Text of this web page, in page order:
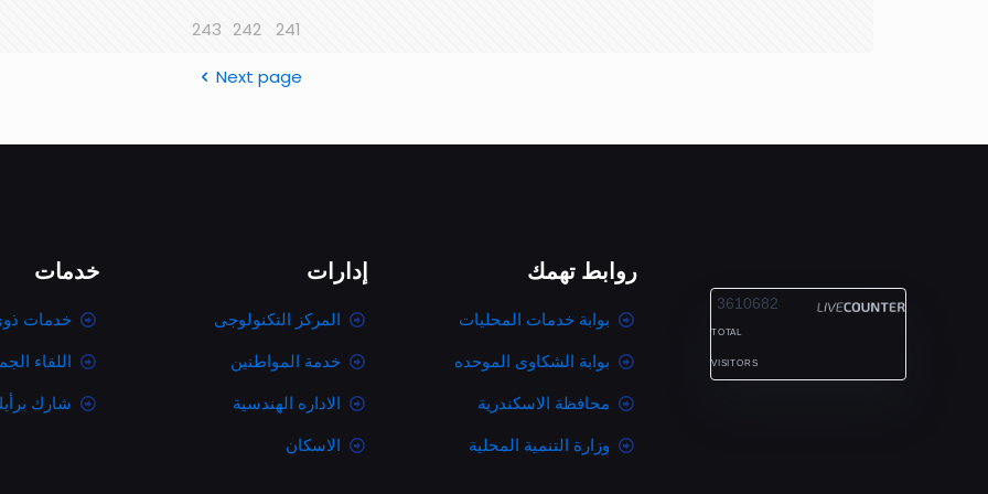
241
242
243
Next page
3610682
TOTAL
VISITORS
روابط تهمك
بوابة خدمات المحليات
بوابة الشكاوى الموحده
محافظة الاسكندرية
وزارة التنمية المحلية
إدارات
المركز التكنولوجى
خدمة المواطنين
الاداره الهندسية
الاسكان
خدمات
خدمات
اللقاء
شارك